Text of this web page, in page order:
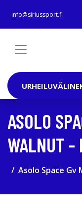
info@siriussport.fi
ASOLO
WALNUT
Asolo Space Gv